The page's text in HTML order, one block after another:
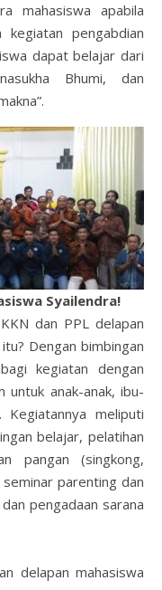
mahasiswa apabila
pengabdian
dapat belajar dari
Bhumi, dan
Syailendra!
dan PPL delapan
Dengan bimbingan
kegiatan dengan
anak-anak, ibu-
meliputi
belajar, pelatihan
pangan (singkong,
parenting dan
pengadaan sarana
delapan mahasiswa